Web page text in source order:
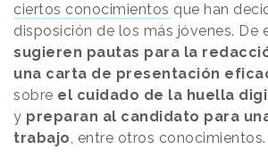
ciertos conocimientos que han
disposición de los más jóvenes. De
sugieren pautas para la
una carta de presentación
sobre el cuidado de la huella
y preparan al candidato para
trabajo, entre otros conocimientos.